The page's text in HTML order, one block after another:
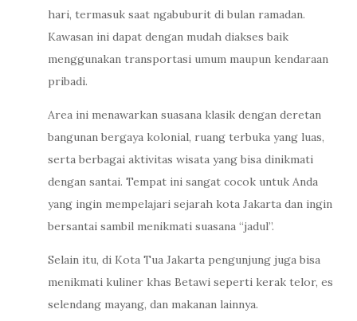
hari, termasuk saat ngabuburit di bulan ramadan.
Kawasan ini dapat dengan mudah diakses baik
menggunakan transportasi umum maupun kendaraan
pribadi.
Area ini menawarkan suasana klasik dengan deretan
bangunan bergaya kolonial, ruang terbuka yang luas,
serta berbagai aktivitas wisata yang bisa dinikmati
dengan santai. Tempat ini sangat cocok untuk Anda
yang ingin mempelajari sejarah kota Jakarta dan ingin
bersantai sambil menikmati suasana “jadul”.
Selain itu, di Kota Tua Jakarta pengunjung juga bisa
menikmati kuliner khas Betawi seperti kerak telor, es
selendang mayang, dan makanan lainnya.